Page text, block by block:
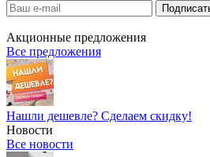
Акционные предложения
Все предложения
Нашли дешевле? Сделаем скидку!
Новости
Все новости